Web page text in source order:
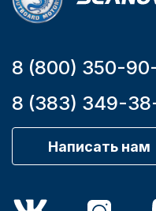
Подобрать запчасти
8 (800) 350-
8 (383) 349-
Написать нам